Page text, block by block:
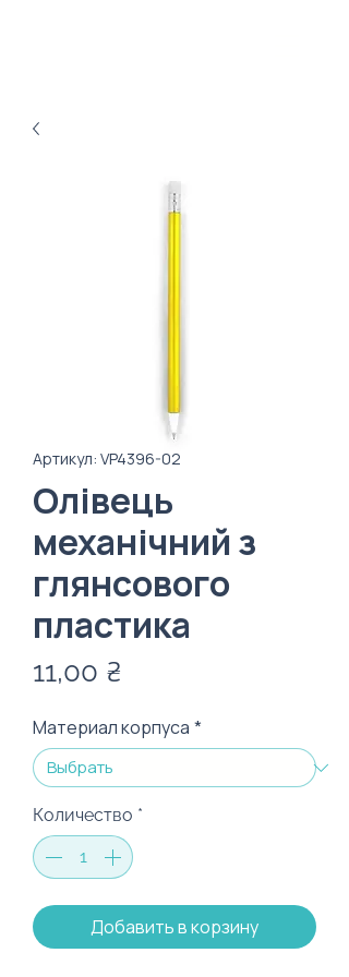
Артикул: VP4396-02
Олівець
механічний з
глянсового
пластика
11,00 ₴
Материал корпуса *
Количество *
Добавить в корзину